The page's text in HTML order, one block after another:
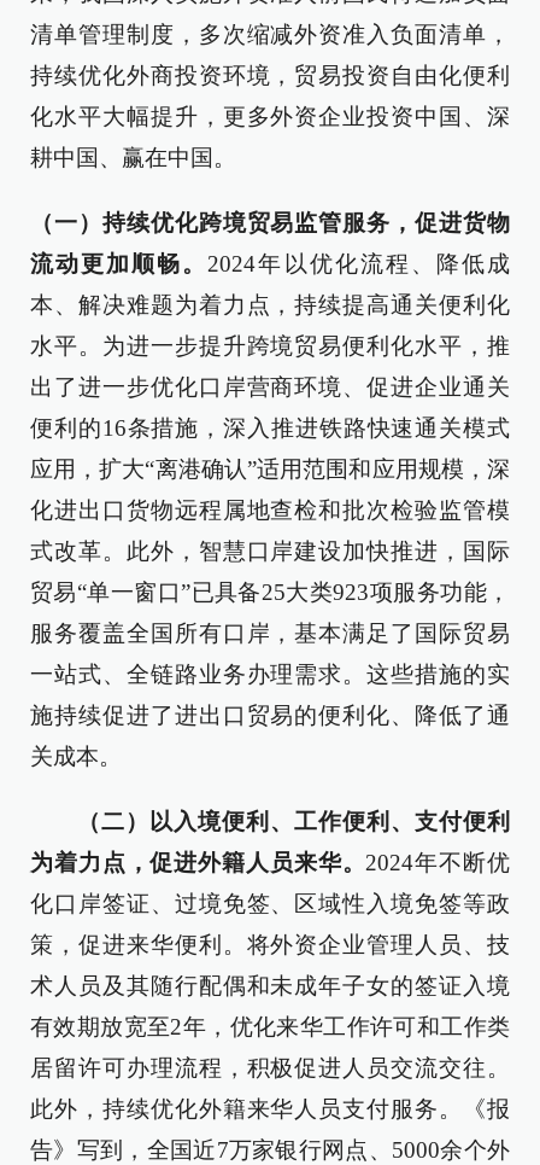
清单管理制度，多次缩减外资准入负面清单，
持续优化外商投资环境，贸易投资自由化便利
化水平大幅提升，更多外资企业投资中国、深
耕中国、赢在中国。
（一）持续优化跨境贸易监管服务，促进货物
流动更加顺畅。2024年以优化流程、降低成
本、解决难题为着力点，持续提高通关便利化
水平。为进一步提升跨境贸易便利化水平，推
出了进一步优化口岸营商环境、促进企业通关
便利的16条措施，深入推进铁路快速通关模式
应用，扩大“离港确认”适用范围和应用规模，深
化进出口货物远程属地查检和批次检验监管模
式改革。此外，智慧口岸建设加快推进，国际
贸易“单一窗口”已具备25大类923项服务功能，
服务覆盖全国所有口岸，基本满足了国际贸易
一站式、全链路业务办理需求。这些措施的实
施持续促进了进出口贸易的便利化、降低了通
关成本。
（二）以入境便利、工作便利、支付便利
为着力点，促进外籍人员来华。2024年不断优
化口岸签证、过境免签、区域性入境免签等政
策，促进来华便利。将外资企业管理人员、技
术人员及其随行配偶和未成年子女的签证入境
有效期放宽至2年，优化来华工作许可和工作类
居留许可办理流程，积极促进人员交流交往。
此外，持续优化外籍来华人员支付服务。《报
告》写到，全国近7万家银行网点、5000余个外